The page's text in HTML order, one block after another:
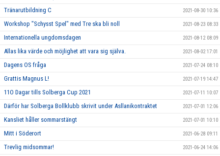
Tränarutbildning C 2021-08-30 10:36
Workshop "Schysst Spel" med Tre ska bli noll 2021-08-23 08:33
Internationella ungdomsdagen 2021-08-12 08:09
Allas lika värde och möjlighet att vara sig själva. 2021-08-02 17:01
Dagens OS fråga 2021-07-24 08:10
Grattis Magnus L! 2021-07-19 14:47
11O Dagar tills Solberga Cup 2021 2021-07-11 10:07
Därför har Solberga Bollklubb skrivit under Asllanikontraktet 2021-07-01 12:06
Kansliet håller sommarstängt 2021-07-01 10:10
Mitt i Söderort 2021-06-28 09:11
Trevlig midsommar! 2021-06-24 14:06